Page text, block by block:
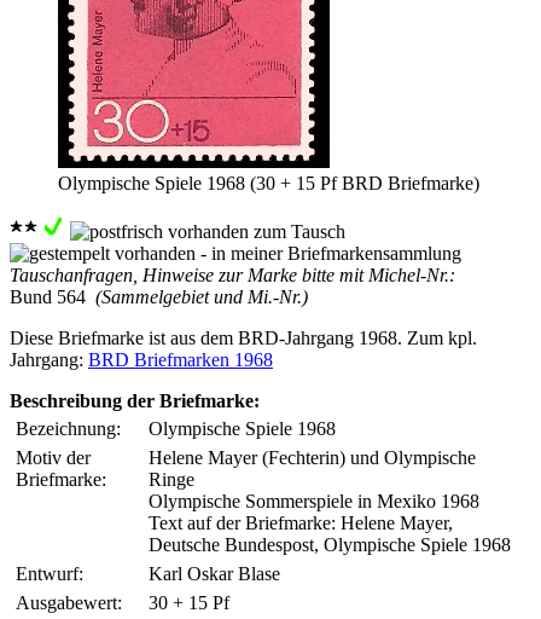
Olympische Spiele 1968 (30 + 15 Pf BRD Briefmarke)
Tauschanfragen, Hinweise zur Marke bitte mit Michel-Nr.:
Bund 564 (Sammelgebiet und Mi.-Nr.)
Diese Briefmarke ist aus dem BRD-Jahrgang 1968. Zum kpl.
Jahrgang: BRD Briefmarken 1968
Beschreibung der Briefmarke:
Bezeichnung:
Olympische Spiele 1968
Motiv der
Briefmarke:
Helene Mayer (Fechterin) und Olympische
Ringe
Olympische Sommerspiele in Mexiko 1968
Text auf der Briefmarke: Helene Mayer,
Deutsche Bundespost, Olympische Spiele 1968
Entwurf:
Karl Oskar Blase
Ausgabewert:
30 + 15 Pf